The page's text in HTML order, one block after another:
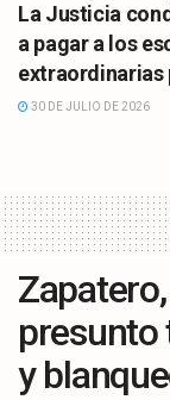
La Justicia
a pagar a los
extraordinarias
30 DE JULIO DE 2026
presunto
y